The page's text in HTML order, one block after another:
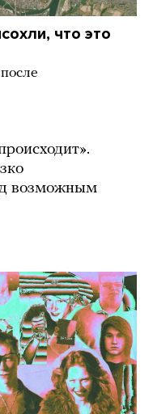
что это
возможным